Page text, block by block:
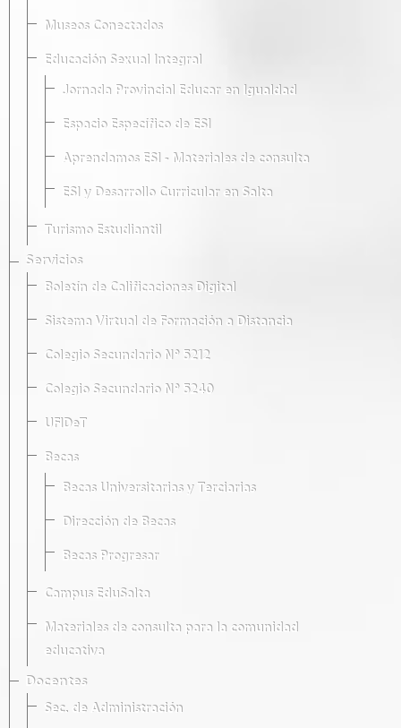
Museos Conectados
Educación Sexual Integral
Jornada Provincial Educar en Igualdad
Espacio Específico de ESI
Aprendamos ESI - Materiales de consulta
ESI y Desarrollo Curricular en Salta
Turismo Estudiantil
Servicios
Boletín de Calificaciones Digital
Sistema Virtual de Formación a Distancia
Colegio Secundario Nº 5212
Colegio Secundario Nº 5240
UFIDeT
Becas
Becas Universitarias y Terciarias
Dirección de Becas
Becas Progresar
Campus EduSalta
Materiales de consulta para la comunidad
educativa
Docentes
Sec. de Administración